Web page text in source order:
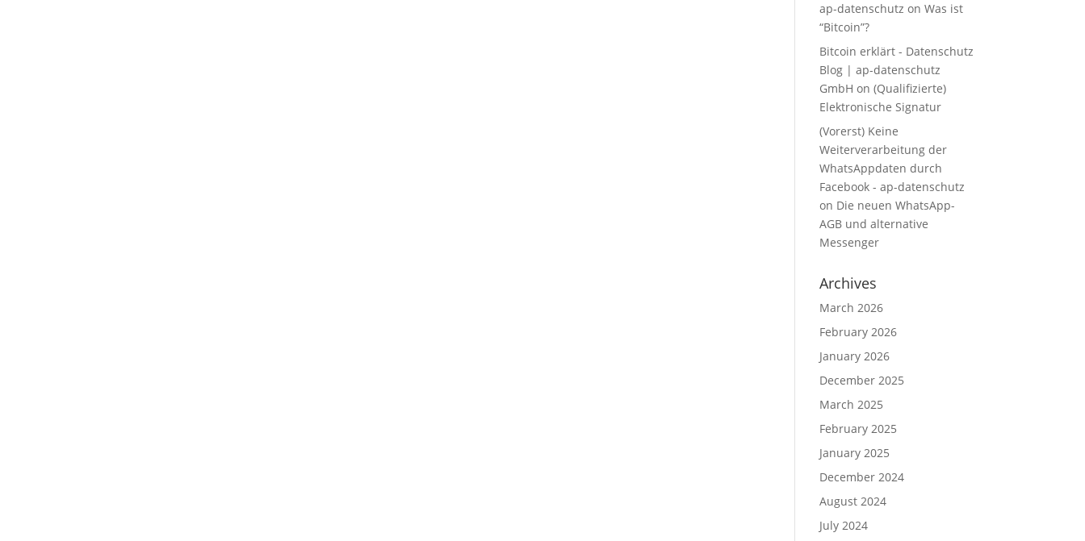
ap-datenschutz onWas ist
“Bitcoin”?
Bitcoin erklärt - Datenschutz
Blog | ap-datenschutz
GmbH on(Qualifizierte)
Elektronische Signatur
(Vorerst) Keine
Weiterverarbeitung der
WhatsAppdaten durch
Facebook - ap-datenschutz
on Die neuen WhatsApp-
AGB und alternative
Messenger
Archives
March 2026
February 2026
January 2026
December 2025
March 2025
February 2025
January 2025
December 2024
August 2024
July 2024